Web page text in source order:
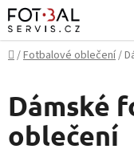
Přejít
na
obsah
Domů
/Fotbalové oblečení/
Dámské
oblečení